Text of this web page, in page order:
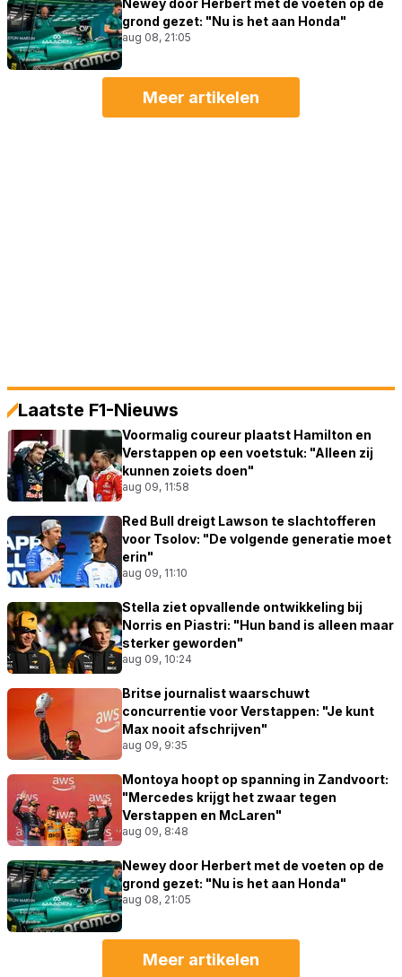
grond gezet: "Nu is het aan Honda"
aug 08, 21:05
Meer artikelen
Laatste F1-Nieuws
Voormalig coureur plaatst Hamilton en
Verstappen op een voetstuk: "Alleen zij
kunnen zoiets doen"
aug 09, 11:58
Red Bull dreigt Lawson te slachtofferen
voor Tsolov: "De volgende generatie moet
erin"
aug 09, 11:10
Stella ziet opvallende ontwikkeling bij
Norris en Piastri: "Hun band is alleen maar
sterker geworden"
aug 09, 10:24
Britse journalist waarschuwt
concurrentie voor Verstappen: "Je kunt
Max nooit afschrijven"
aug 09, 9:35
Montoya hoopt op spanning in Zandvoort:
"Mercedes krijgt het zwaar tegen
Verstappen en McLaren"
aug 09, 8:48
Newey door Herbert met de voeten op de
grond gezet: "Nu is het aan Honda"
aug 08, 21:05
Meer artikelen